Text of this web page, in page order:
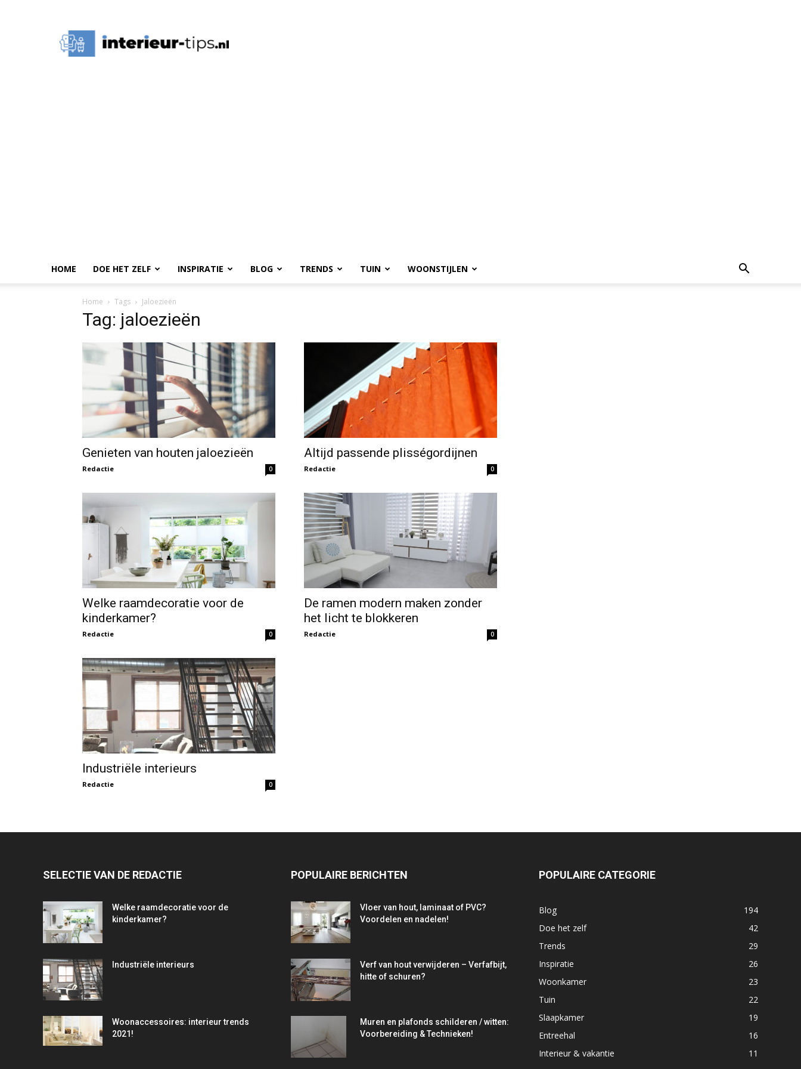
Tips,
Ideeën
HOME DOE HET ZELF INSPIRATIE BLOG TRENDS TUIN WOONSTIJLEN
Home Tags Jaloezieën
Tag: jaloezieën
Genieten van houten jaloezieën
Redactie 0
Altijd passende plisségordijnen
Redactie 0
Welke raamdecoratie voor de
kinderkamer?
Redactie 0
De ramen modern maken zonder
het licht te blokkeren
Redactie 0
Industriële interieurs
Redactie 0
SELECTIE VAN DE REDACTIE
Welke raamdecoratie voor de
kinderkamer?
Industriële interieurs
Woonaccessoires: interieur trends
2021!
POPULAIRE BERICHTEN
Vloer van hout, laminaat of PVC?
Voordelen en nadelen!
Verf van hout verwijderen – Verfafbijt,
hitte of schuren?
Muren en plafonds schilderen / witten:
Voorbereiding & Technieken!
POPULAIRE CATEGORIE
Blog
194
Doe het zelf
42
Trends
29
Inspiratie
26
Woonkamer
23
Tuin
22
Slaapkamer
19
Entreehal
16
Interieur & vakantie
11